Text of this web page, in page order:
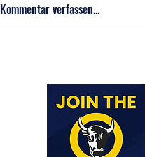
Silz Bulls 🐂
Kommentar verfassen...